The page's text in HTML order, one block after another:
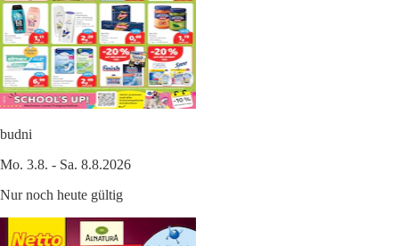
budni
Mo. 3.8. - Sa. 8.8.2026
Nur noch heute gültig